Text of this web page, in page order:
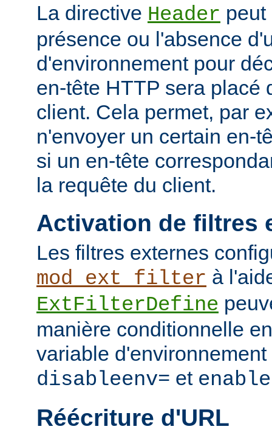
La directive Header peut
présence ou l'absence
d'environnement pour
en-tête HTTP sera placé
client. Cela permet, par
n'envoyer un certain en-
si un en-tête
la requête du client.
Activation de filtres
Les filtres externes
mod_ext_filter à
ExtFilterDefine
manière conditionnelle
variable
disableenv= et
Réécriture d'URL